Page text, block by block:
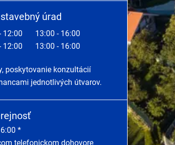
úrad
12:00
13:00 - 16:00
12:00 13:00 - 16:00
poskytovanie konzultácií
jednotlivých útvarov.
*
telefonickom dohovore